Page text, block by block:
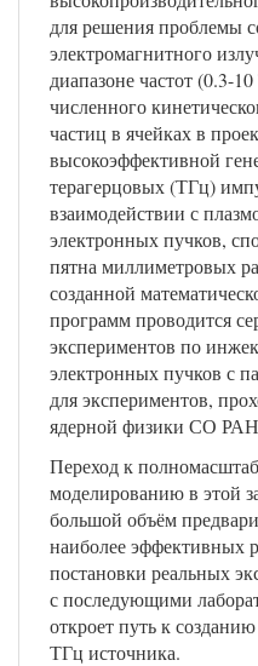
для решения проблемы
электромагнитного
диапазоне частот (0.3-
численного
частиц в ячейках в
высокоэффективной
терагерцовых (ТГц)
взаимодействии с
электронных пучков,
пятна миллиметровых
созданной
программ проводится
экспериментов по
электронных пучков с
для экспериментов,
ядерной физики СО
Переход к
моделированию в этой
большой объём
наиболее эффективных
постановки реальных
с последующими
откроет путь к
ТГц источника.